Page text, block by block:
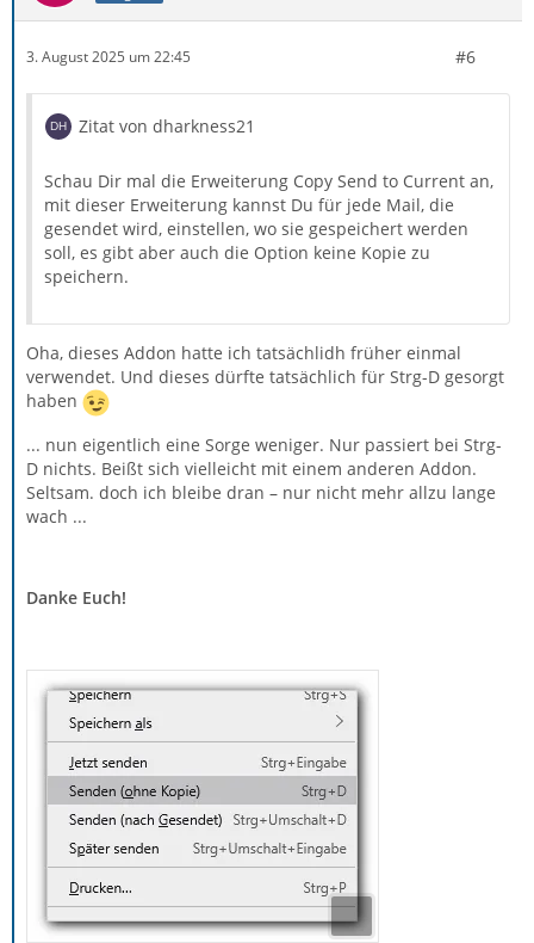
3. August 2025 um 22:45 #6
Zitat von dharkness21
Schau Dir mal die Erweiterung Copy Send to Current an,
mit dieser Erweiterung kannst Du für jede Mail, die
gesendet wird, einstellen, wo sie gespeichert werden
soll, es gibt aber auch die Option keine Kopie zu
speichern.
Oha, dieses Addon hatte ich tatsächlidh früher einmal
verwendet. Und dieses dürfte tatsächlich für Strg-D gesorgt
haben
... nun eigentlich eine Sorge weniger. Nur passiert bei Strg-
D nichts. Beißt sich vielleicht mit einem anderen Addon.
Seltsam. doch ich bleibe dran – nur nicht mehr allzu lange
wach ...
Danke Euch!